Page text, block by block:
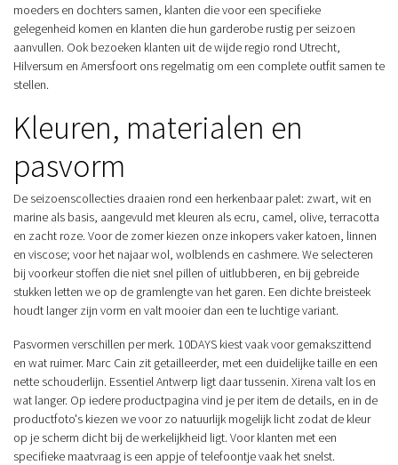
moeders en dochters samen, klanten die voor een specifieke
gelegenheid komen en klanten die hun garderobe rustig per seizoen
aanvullen. Ook bezoeken klanten uit de wijde regio rond Utrecht,
Hilversum en Amersfoort ons regelmatig om een complete outfit samen te
stellen.
Kleuren, materialen en
pasvorm
De seizoenscollecties draaien rond een herkenbaar palet: zwart, wit en
marine als basis, aangevuld met kleuren als ecru, camel, olive, terracotta
en zacht roze. Voor de zomer kiezen onze inkopers vaker katoen, linnen
en viscose; voor het najaar wol, wolblends en cashmere. We selecteren
bij voorkeur stoffen die niet snel pillen of uitlubberen, en bij gebreide
stukken letten we op de gramlengte van het garen. Een dichte breisteek
houdt langer zijn vorm en valt mooier dan een te luchtige variant.
Pasvormen verschillen per merk. 10DAYS kiest vaak voor gemakszittend
en wat ruimer. Marc Cain zit getailleerder, met een duidelijke taille en een
nette schouderlijn. Essentiel Antwerp ligt daar tussenin. Xirena valt los en
wat langer. Op iedere productpagina vind je per item de details, en in de
productfoto's kiezen we voor zo natuurlijk mogelijk licht zodat de kleur
op je scherm dicht bij de werkelijkheid ligt. Voor klanten met een
specifieke maatvraag is een appje of telefoontje vaak het snelst.